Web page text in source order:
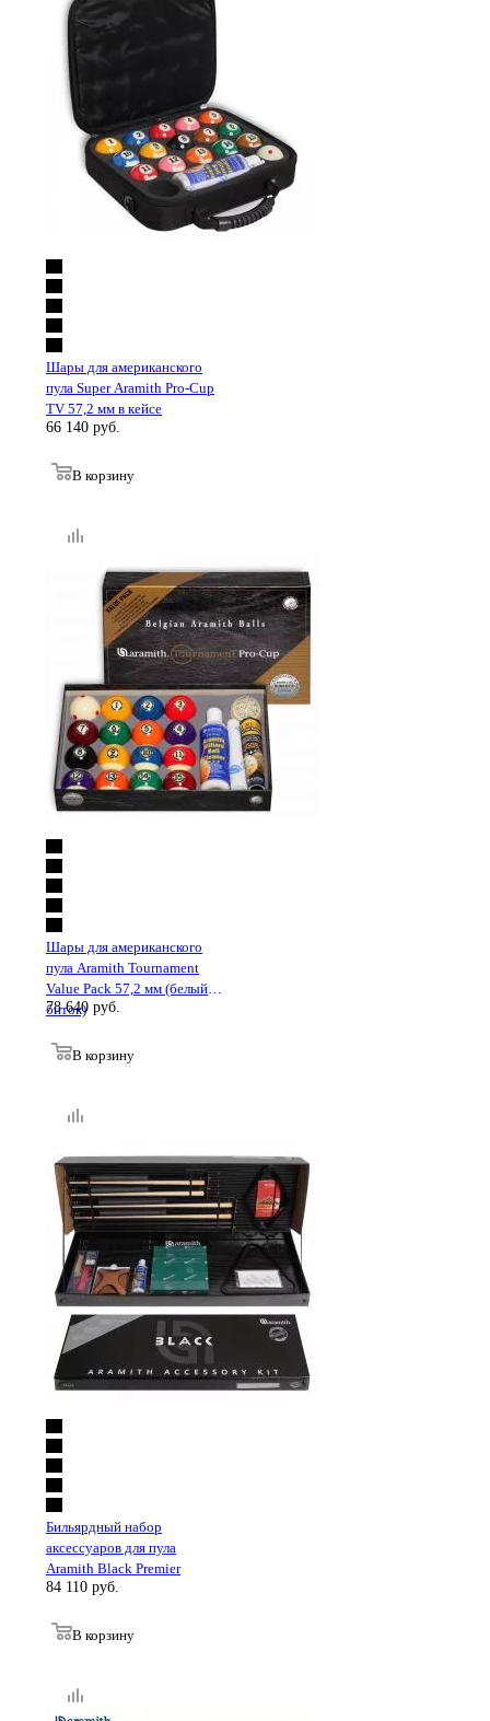
Шары для американского
пула Super Aramith Pro-Cup
TV 57,2 мм в кейсе
66 140 руб.
В корзину
Шары для американского
пула Aramith Tournament
Value Pack 57,2 мм (белый
биток)
78 640 руб.
В корзину
Бильярдный набор
аксессуаров для пула
Aramith Black Premier
84 110 руб.
В корзину